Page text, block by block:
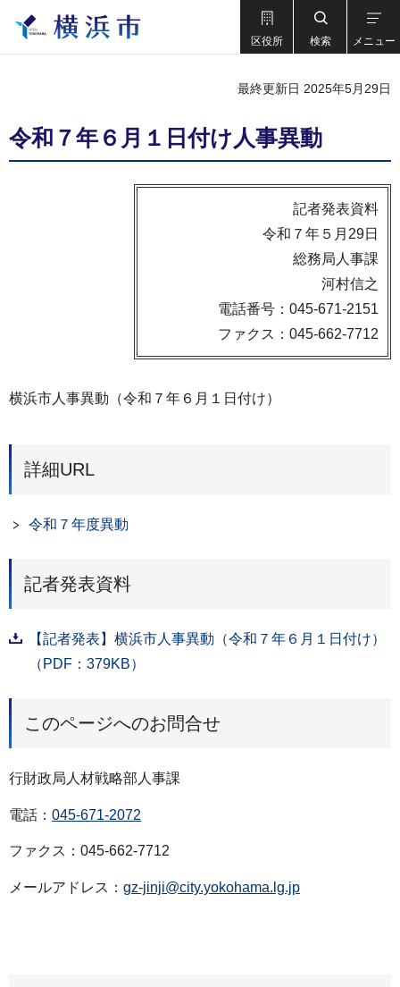
区役所 検索 メニュー
最終更新日 2025年5月29日
令和７年６月１日付け人事異動
記者発表資料
令和７年５月29日
総務局人事課
河村信之
電話番号：045-671-2151
ファクス：045-662-7712
横浜市人事異動（令和７年６月１日付け）
詳細URL
令和７年度異動
記者発表資料
【記者発表】横浜市人事異動（令和７年６月１日付け）
（PDF：379KB）
このページへのお問合せ
行財政局人材戦略部人事課
電話： 045-671-2072
ファクス：045-662-7712
メールアドレス： gz-jinji@city.yokohama.lg.jp